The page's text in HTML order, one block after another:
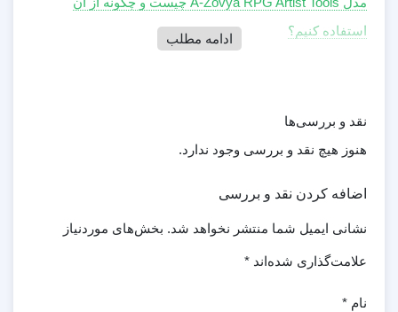
استفاده کنیم؟
ادامه مطلب
نقد و بررسی‌ها
هنوز هیچ نقد و بررسی وجود ندارد.
اضافه کردن نقد و بررسی
نشانی ایمیل شما منتشر نخواهد شد. بخش‌های موردنیاز
علامت‌گذاری شده‌اند *
نام *